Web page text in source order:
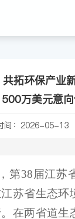
共拓环保产
万美元意
： 2026-05-13
第38届江
苏省生态环
在两省道生